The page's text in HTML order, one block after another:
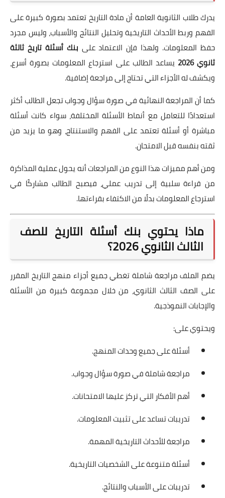
يدرك طلاب الثانوية العامة أن مادة التاريخ تعتمد بصورة كبيرة على
الفهم وربط الأحداث التاريخية وتحليل النتائج والأسباب، وليس مجرد
حفظ المعلومات. ولهذا فإن الاعتماد على بنك أسئلة تاريخ ثالثة
ثانوي 2026
يساعد الطالب على استرجاع المعلومات بصورة أسرع،
ويكشف له الأجزاء التي تحتاج إلى مراجعة إضافية.
كما أن المراجعة النهائية في صورة سؤال وجواب تجعل الطالب أكثر
استعدادًا للتعامل مع أنماط الأسئلة المختلفة، سواء كانت أسئلة
مباشرة أو أسئلة تعتمد على الفهم والاستنتاج، وهو ما يزيد من
ثقته بنفسه قبل الامتحان.
ومن أهم مميزات هذا النوع من المراجعات أنه يحول عملية المذاكرة
من قراءة سلبية إلى تدريب عملي، فيصبح الطالب مشاركًا في
استرجاع المعلومات بدلًا من الاكتفاء بقراءتها.
ماذا يحتوي بنك أسئلة التاريخ للصف
الثالث الثانوي 2026؟
يضم الملف مراجعة شاملة تغطي جميع أجزاء منهج التاريخ المقرر
على الصف الثالث الثانوي، من خلال مجموعة كبيرة من الأسئلة
والإجابات النموذجية.
ويحتوي على:
أسئلة على جميع وحدات المنهج.
مراجعة شاملة في صورة سؤال وجواب.
أهم الأفكار التي تركز عليها الامتحانات.
تدريبات تساعد على تثبيت المعلومات.
مراجعة للأحداث التاريخية المهمة.
أسئلة متنوعة على الشخصيات التاريخية.
تدريبات على الأسباب والنتائج.